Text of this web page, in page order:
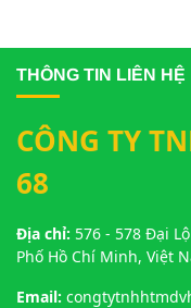
THÔNG TIN LIÊN HỆ
CÔNG TY
68
Địa chỉ: 576 - 578 Đại
Phố Hồ Chí Minh, Việt
Email: